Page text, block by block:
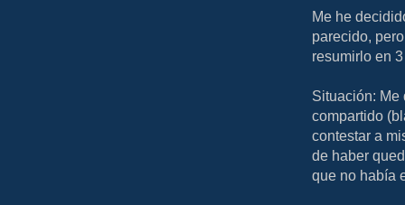
Me he
parecido,
resumirlo en
Situación: Me
compartido
contestar a
de haber
que no había